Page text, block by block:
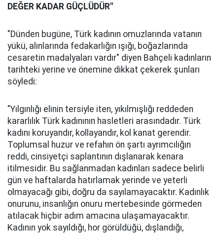
DEĞER KADAR GÜÇLÜDÜR"
"Dünden bugüne, Türk kadının omuzlarında vatanın
yükü, alınlarında fedakarlığın ışığı, boğazlarında
cesaretin madalyaları vardır" diyen Bahçeli kadınların
tarihteki yerine ve önemine dikkat çekerek şunları
söyledi:
"Yılgınlığı elinin tersiyle iten, yıkılmışlığı reddeden
kararlılık Türk kadınının hasletleri arasındadır. Türk
kadını koruyandır, kollayandır, kol kanat gerendir.
Toplumsal huzur ve refahın ön şartı ayrımcılığın
reddi, cinsiyetçi saplantının dışlanarak kenara
itilmesidir. Bu sağlanmadan kadınları sadece belirli
gün ve haftalarda hatırlamak yerinde ve yeterli
olmayacağı gibi, doğru da sayılamayacaktır. Kadınlık
onurunu, insanlığın onuru mertebesinde görmeden
atılacak hiçbir adım amacına ulaşamayacaktır.
Kadının yok sayıldığı, hor görüldüğü, dışlandığı,